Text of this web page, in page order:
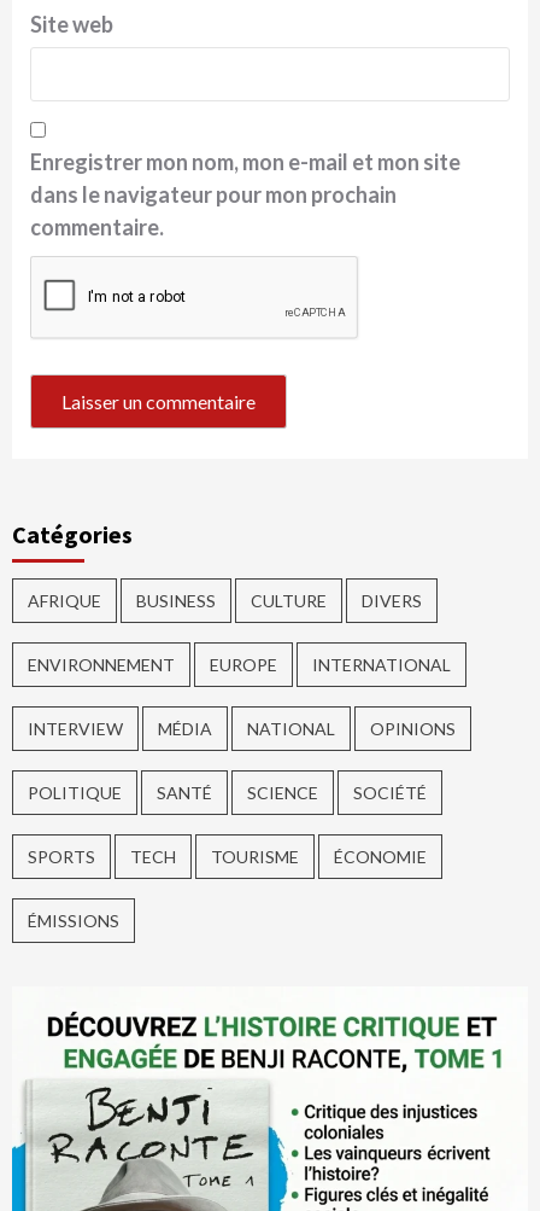
Site web
Enregistrer mon nom, mon e-mail et mon site
dans le navigateur pour mon prochain
commentaire.
Catégories
AFRIQUE BUSINESS CULTURE DIVERS
ENVIRONNEMENT EUROPE INTERNATIONAL
INTERVIEW MÉDIA NATIONAL OPINIONS
POLITIQUE SANTÉ SCIENCE SOCIÉTÉ
SPORTS TECH TOURISME ÉCONOMIE
ÉMISSIONS